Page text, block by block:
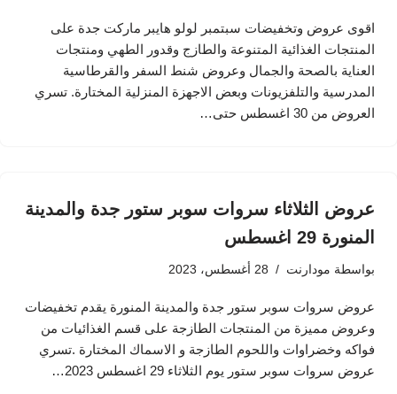
اقوى عروض وتخفيضات سبتمبر لولو هايبر ماركت جدة على
المنتجات الغذائية المتنوعة والطازج وقدور الطهي ومنتجات
العناية بالصحة والجمال وعروض شنط السفر والقرطاسية
المدرسية والتلفزيونات وبعض الاجهزة المنزلية المختارة. تسري
العروض من 30 اغسطس حتى…
عروض الثلاثاء سروات سوبر ستور جدة والمدينة
المنورة 29 اغسطس
بواسطة مودارنت 28 أغسطس، 2023
عروض سروات سوبر ستور جدة والمدينة المنورة يقدم تخفيضات
وعروض مميزة من المنتجات الطازجة على قسم الغذائيات من
فواكه وخضراوات واللحوم الطازجة و الاسماك المختارة .تسري
عروض سروات سوبر ستور يوم الثلاثاء 29 اغسطس 2023…